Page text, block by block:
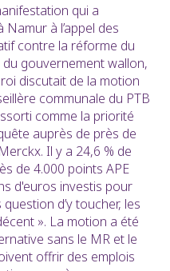
qui a
à l’appel des
contre la réforme du
du gouvernement wallon,
discutait de la motion
communale du PTB
comme la priorité
auprès de près de
Il y a 24,6 % de
de 4.000 points APE
d'euros investis pour
d’y toucher, les
». La motion a été
sans le MR et le
offrir des emplois